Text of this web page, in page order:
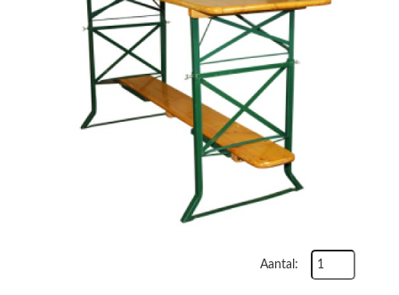
Aantal: